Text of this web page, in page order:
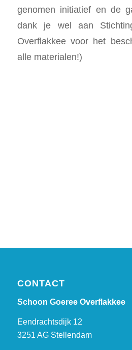
genomen initiatief en de
dank je wel aan
Overflakkee voor het
alle materialen!)
CONTACT
Schoon Goeree Overflakkee
Eendrachtsdijk 12
3251 AG Stellendam